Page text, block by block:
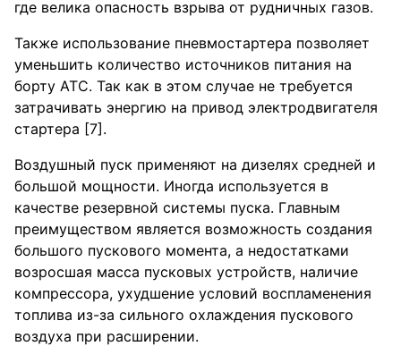
где велика опасность взрыва от рудничных газов.
Также использование пневмостартера позволяет
уменьшить количество источников питания на
борту АТС. Так как в этом случае не требуется
затрачивать энергию на привод электродвигателя
стартера [7].
Воздушный пуск применяют на дизелях средней и
большой мощности. Иногда используется в
качестве резервной системы пуска. Главным
преимуществом является возможность создания
большого пускового момента, а недостатками
возросшая масса пусковых устройств, наличие
компрессора, ухудшение условий воспламенения
топлива из-за сильного охлаждения пускового
воздуха при расширении.